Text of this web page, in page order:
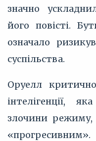
значно
його повісті.
означало
суспільства.
Оруелл
інтелігенції,
злочини